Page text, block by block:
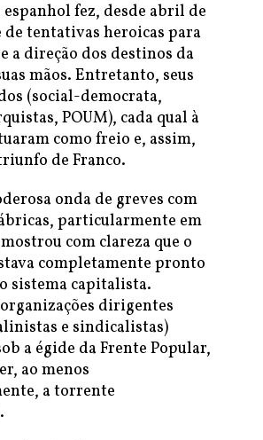
fez, desde abril de
de tentativas heroicas para
a direção dos destinos da
mãos. Entretanto, seus
(social-democrata,
POUM), cada qual à
como freio e, assim,
de Franco.
onda de greves com
particularmente em
com clareza que o
completamente pronto
sistema capitalista.
dirigentes
e sindicalistas)
a égide da Frente Popular,
ao menos
a torrente